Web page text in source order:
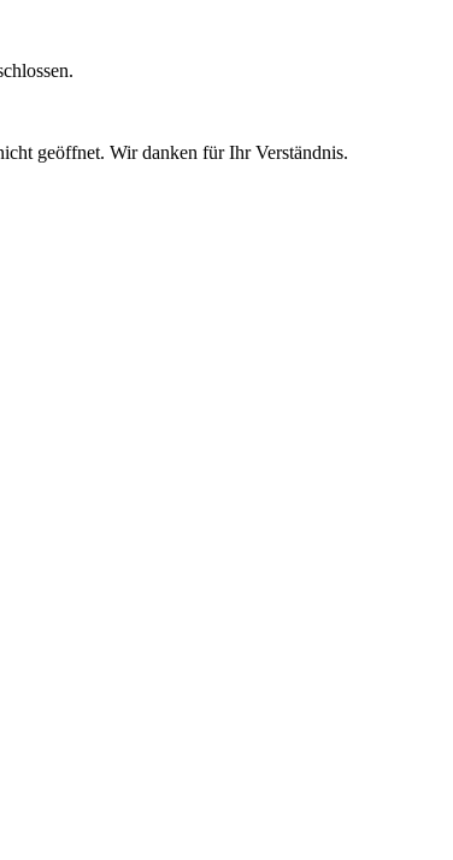
geöffnet. Wir danken für Ihr Verständnis.